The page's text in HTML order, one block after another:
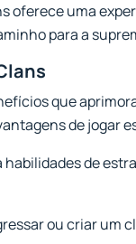
oferece uma
para a
que
de jogar
habilidades de
ou criar um